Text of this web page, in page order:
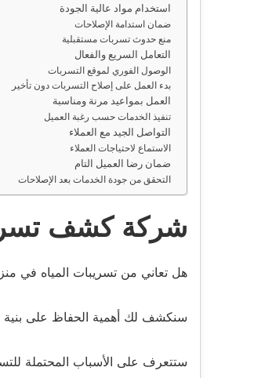
استخدام مواد عالية الجودة
ضمان استدامة الإصلاحات
منع حدوث تسربات مستقبلية
التعامل السريع والفعال
الوصول الفوري لموقع التسربات
بدء العمل على إصلاح التسربات دون تأخير
العمل بمواعيد مرنة ومناسبة
تنفيذ الخدمات حسب رغبة العميل
التواصل الجيد مع العملاء
الاستماع لاحتياجات العملاء
ضمان رضا العميل التام
التحقق من جودة الخدمات بعد الإصلاحات
شركة كشف
هل تعاني من تسريبات المياه في
سنكشف لك أهمية الحفاظ على
ستتعرف على الأسباب المحتملة